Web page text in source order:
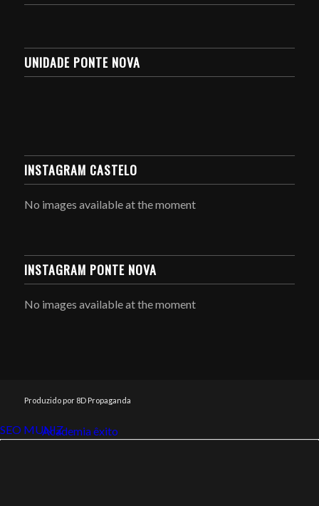
UNIDADE PONTE NOVA
INSTAGRAM CASTELO
No images available at the moment
INSTAGRAM PONTE NOVA
No images available at the moment
Produzido por 8D Propaganda
SEO MUNIZ
Link112Academia êxito